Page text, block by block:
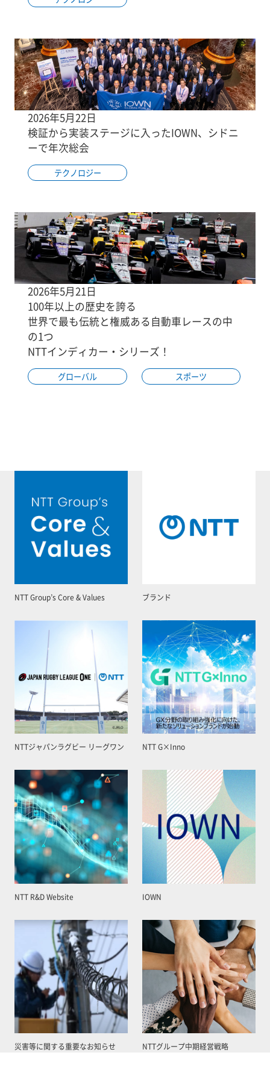
2026年5月22日
検証から実装ステージに入ったIOWN、シドニ
ーで年次総会
テクノロジー
2026年5月21日
100年以上の歴史を誇る
世界で最も伝統と権威ある自動車レースの中
の1つ
NTTインディカー・シリーズ！
グローバル スポーツ
NTT Group’s Core & Values ブランド
NTTジャパンラグビー リーグワン NTT G×Inno
NTT R&D Website IOWN
災害等に関する重要なお知らせ NTTグループ中期経営戦略